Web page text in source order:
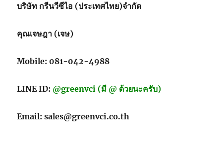
บริษัท กรีนวีซีไอ (ประเทศไทย)จำกัด
คุณเจษฎา (เจษ)
Mobile: 081-042-4988
LINE ID: @greenvci (มี @ ด้วยนะครับ)
Email: sales@greenvci.co.th